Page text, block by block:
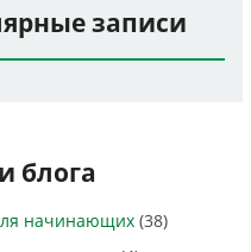
записи
блога
начинающих (38)